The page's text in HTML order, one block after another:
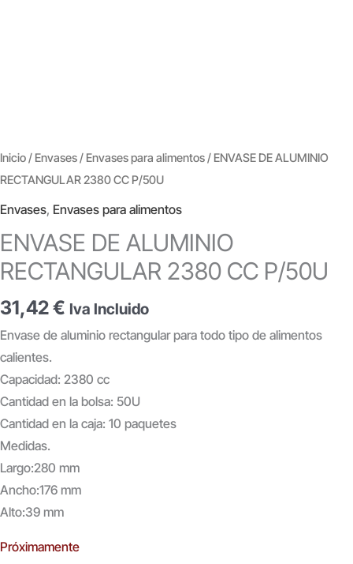
Inicio/ Envases/ Envases para alimentos/ ENVASE DE ALUMINIO
RECTANGULAR 2380 CC P/50U
Envases, Envases para alimentos
ENVASE DE ALUMINIO
RECTANGULAR 2380 CC P/50U
31,42€ Iva Incluido
Envase de aluminio rectangular para todo tipo de alimentos
calientes.
Capacidad: 2380 cc
Cantidad en la bolsa: 50U
Cantidad en la caja: 10 paquetes
Medidas.
Largo:280 mm
Ancho:176 mm
Alto:39 mm
Próximamente